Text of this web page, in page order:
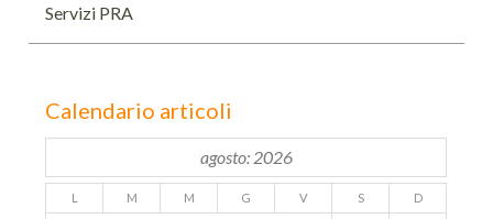
Servizi PRA
Calendario articoli
agosto: 2026
L M M G V S D